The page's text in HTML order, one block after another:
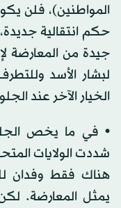
المواطنين)، فلن
حكم انتقالية
جيدة من المعارضة
لبشار الأسد
الخيار الآخر عند
• في ما يخص
شددت الولايات
هناك فقط وفدان
يمثل المعارضة.